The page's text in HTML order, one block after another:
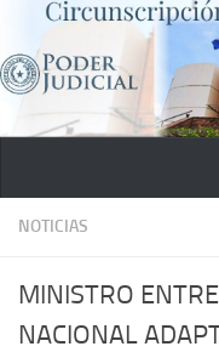
Saltar al contenido
NOTICIAS
MINISTRO
NACIONAL